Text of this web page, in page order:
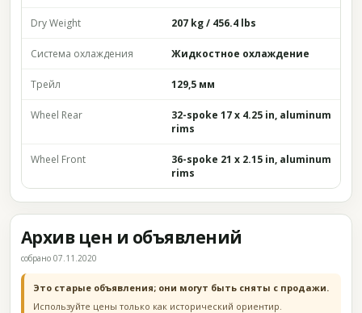
Dry Weight 207 kg / 456.4 lbs
Система охлаждения Жидкостное охлаждение
Трейл 129,5 мм
Wheel Rear
32-spoke 17 x 4.25 in, aluminum
rims
Wheel Front
36-spoke 21 x 2.15 in, aluminum
rims
Архив цен и объявлений
собрано 07.11.2020
Это старые объявления; они могут быть сняты с продажи.
Используйте цены только как исторический ориентир.